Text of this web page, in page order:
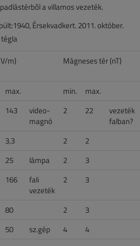
a villamos vezeték.
Érsekvadkert. 2011. október.
m) Mágneses tér (nT)
max. min.
max.
143
video-
magnó
2 22
vezeték
falban?
3,3 2
2
25 lámpa 2
3
166
fali
vezeték
2 3
80 2
3
50 sz.gép 4
4